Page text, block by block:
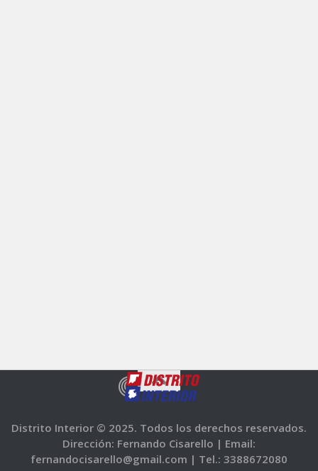
Distrito Interior © 2025. Todos los derechos reservados.
Dirección: Fernando Cisarello | Email:
fernandocisarello@gmail.com | Tel.: 3388672080